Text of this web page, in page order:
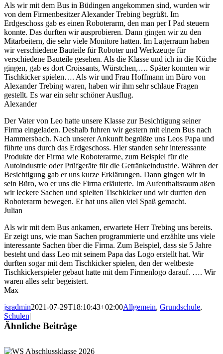
Als wir mit dem Bus in Büdingen angekommen sind, wurden wir
von dem Firmenbesitzer Alexander Trebing begrüßt. Im
Erdgeschoss gab es einen Roboterarm, den man per I Pad steuern
konnte. Das durften wir ausprobieren. Dann gingen wir zu den
Mitarbeitern, die sehr viele Monitore hatten. Im Lagerraum haben
wir verschiedene Bauteile für Roboter und Werkzeuge für
verschiedene Bauteile gesehen. Als die Klasse und ich in die Küche
gingen, gab es dort Croissants, Würstchen,…. Später konnten wir
Tischkicker spielen…. Als wir und Frau Hoffmann im Büro von
Alexander Trebing waren, haben wir ihm sehr schlaue Fragen
gestellt. Es war ein sehr schöner Ausflug.
Alexander
Der Vater von Leo hatte unsere Klasse zur Besichtigung seiner
Firma eingeladen. Deshalb fuhren wir gestern mit einem Bus nach
Hammersbach. Nach unserer Ankunft begrüßte uns Leos Papa und
führte uns durch das Erdgeschoss. Hier standen sehr interessante
Produkte der Firma wie Roboterarme, zum Beispiel für die
Autoindustrie oder Prüfgeräte für die Getränkeindustrie. Währen der
Besichtigung gab er uns kurze Erklärungen. Dann gingen wir in
sein Büro, wo er uns die Firma erläuterte. Im Aufenthaltsraum aßen
wir leckere Sachen und spielten Tischkicker und wir durften den
Roboterarm bewegen. Er hat uns allen viel Spaß gemacht.
Julian
Als wir mit dem Bus ankamen, erwartete Herr Trebing uns bereits.
Er zeigt uns, wie man Sachen programmierte und erzählte uns viele
interessante Sachen über die Firma. Zum Beispiel, dass sie 5 Jahre
besteht und dass Leo mit seinem Papa das Logo erstellt hat. Wir
durften sogar mit dem Tischkicker spielen, den der weltbeste
Tischkickerspieler gebaut hatte mit dem Firmenlogo darauf. …. Wir
waren alles sehr begeistert.
Max
jsradmin2021-07-29T18:10:43+02:00Allgemein, Grundschule,
Schulen|
Ähnliche Beiträge